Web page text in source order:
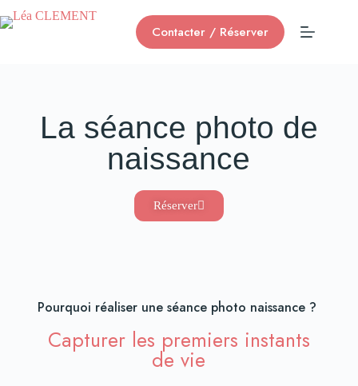
Contacter / Réserver
La séance photo de
naissance
Réserver
Pourquoi réaliser une séance photo naissance ?
Capturer les premiers instants
de vie